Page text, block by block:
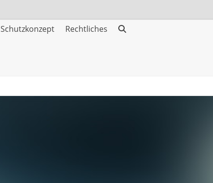
Schutzkonzept Rechtliches